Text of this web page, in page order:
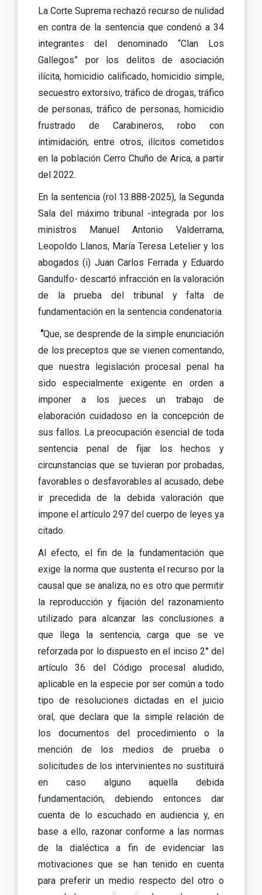
La Corte Suprema rechazó recurso de nulidad
en contra de la sentencia que condenó a 34
integrantes del denominado “Clan Los
Gallegos” por los delitos de asociación
ilícita, homicidio calificado, homicidio simple,
secuestro extorsivo, tráfico de drogas, tráfico
de personas, tráfico de personas, homicidio
frustrado de Carabineros, robo con
intimidación, entre otros, ilícitos cometidos
en la población Cerro Chuño de Arica, a partir
del 2022.
En la sentencia (rol 13.888-2025), la Segunda
Sala del máximo tribunal -integrada por los
ministros Manuel Antonio Valderrama,
Leopoldo Llanos, María Teresa Letelier y los
abogados (i) Juan Carlos Ferrada y Eduardo
Gandulfo- descartó infracción en la valoración
de la prueba del tribunal y falta de
fundamentación en la sentencia condenatoria.
“Que, se desprende de la simple enunciación
de los preceptos que se vienen comentando,
que nuestra legislación procesal penal ha
sido especialmente exigente en orden a
imponer a los jueces un trabajo de
elaboración cuidadoso en la concepción de
sus fallos. La preocupación esencial de toda
sentencia penal de fijar los hechos y
circunstancias que se tuvieran por probadas,
favorables o desfavorables al acusado, debe
ir precedida de la debida valoración que
impone el artículo 297 del cuerpo de leyes ya
citado.
Al efecto, el fin de la fundamentación que
exige la norma que sustenta el recurso por la
causal que se analiza, no es otro que permitir
la reproducción y fijación del razonamiento
utilizado para alcanzar las conclusiones a
que llega la sentencia, carga que se ve
reforzada por lo dispuesto en el inciso 2° del
artículo 36 del Código procesal aludido,
aplicable en la especie por ser común a todo
tipo de resoluciones dictadas en el juicio
oral, que declara que la simple relación de
los documentos del procedimiento o la
mención de los medios de prueba o
solicitudes de los intervinientes no sustituirá
en caso alguno aquella debida
fundamentación, debiendo entonces dar
cuenta de lo escuchado en audiencia y, en
base a ello, razonar conforme a las normas
de la dialéctica a fin de evidenciar las
motivaciones que se han tenido en cuenta
para preferir un medio respecto del otro o